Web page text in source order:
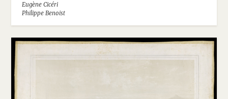
Eugène Cicéri
Philippe Benoist